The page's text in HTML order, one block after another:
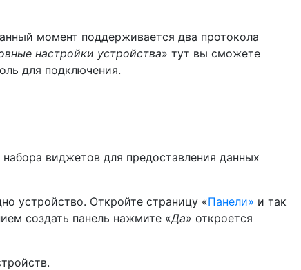
момент поддерживается два протокола
настройки устройства» тут вы сможете
для подключения.
виджетов для предоставления данных
устройство. Откройте страницу «Панели» и так
создать панель нажмите «Да» откроется